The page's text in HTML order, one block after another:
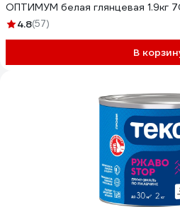
ОПТИМУМ белая глянцевая 1.9кг
4.8(57)
В